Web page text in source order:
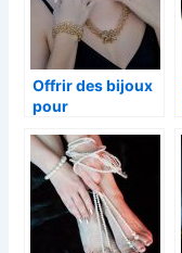
Offrir des bijoux
pour
moments
importants